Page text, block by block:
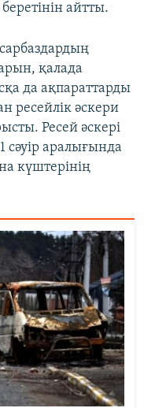
айтты.
қалада
да ақпараттарды
ресейлік әскери
Ресей әскері
сәуір аралығында
күштерінің